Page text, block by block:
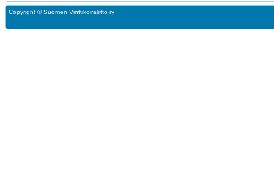
Copyright ©Suomen Vinttikoiraliitto ry